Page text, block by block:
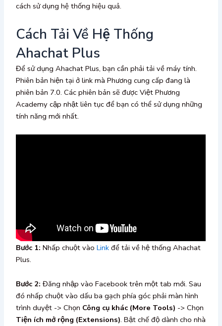
cách sử dụng hệ thống hiệu quả.
Cách Tải Về Hệ Thống
Ahachat Plus
Để sử dụng Ahachat Plus, bạn cần phải tải về máy tính.
Phiên bản hiện tại ở link mà Phương cung cấp đang là
phiên bản 7.0. Các phiên bản sẽ được Việt Phương
Academy cập nhật liên tục để bạn có thể sử dụng những
tính năng mới nhất.
Bước 1:Nhấp chuột vàoLinkđể tải về hệ thống Ahachat
Plus.
Bước 2:Đăng nhập vào Facebook trên một tab mới. Sau
đó nhấp chuột vào dấu ba gạch phía góc phải màn hình
trình duyệt -> Chọn Công cụ khác (More Tools) -> Chọn
Tiện ích mở rộng (Extensions). Bật chế độ dành cho nhà